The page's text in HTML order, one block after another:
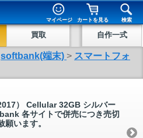
マイページ カートを見る 検索
買取 自作一式
softbank(端末) > スマートフォ
） Cellular 32GB シルバー
各サイトで併売につき売切
願います。